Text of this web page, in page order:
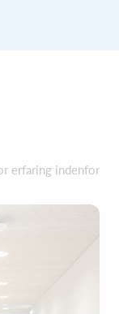
erfaring indenfor